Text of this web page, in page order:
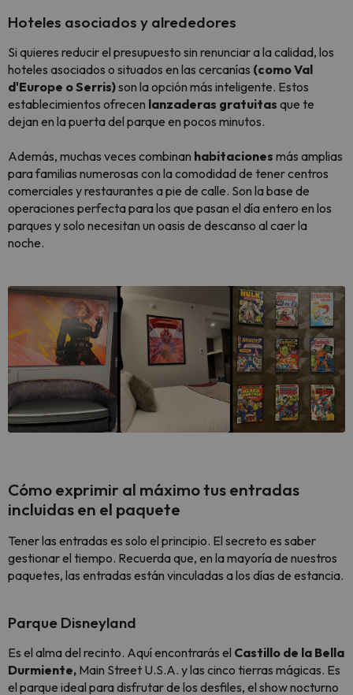
Hoteles asociados y alrededores
Si quieres reducir el presupuesto sin renunciar a la calidad, los
hoteles asociados o situados en las cercanías (como Val
d'Europe o Serris)son la opción más inteligente. Estos
establecimientos ofrecen lanzaderas gratuitas que te
dejan en la puerta del parque en pocos minutos.
Además, muchas veces combinan habitaciones más amplias
para familias numerosas con la comodidad de tener centros
comerciales y restaurantes a pie de calle. Son la base de
operaciones perfecta para los que pasan el día entero en los
parques y solo necesitan un oasis de descanso al caer la
noche.
Cómo exprimir al máximo tus entradas
incluidas en el paquete
Tener las entradas es solo el principio. El secreto es saber
gestionar el tiempo. Recuerda que, en la mayoría de nuestros
paquetes, las entradas están vinculadas a los días de estancia.
Parque Disneyland
Es el alma del recinto. Aquí encontrarás el Castillo de la Bella
Durmiente, Main Street U.S.A. y las cinco tierras mágicas. Es
el parque ideal para disfrutar de los desfiles, el show nocturno